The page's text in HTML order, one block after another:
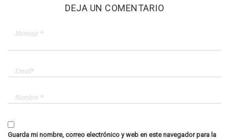
DEJA UN COMENTARIO
Guarda mi nombre, correo electrónico y web en este navegador para la